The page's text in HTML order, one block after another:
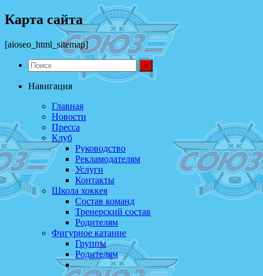
Карта сайта
[aioseo_html_sitemap]
Навигация
Главная
Новости
Пресса
Клуб
Руководство
Рекламодателям
Услуги
Контакты
Школа хоккея
Состав команд
Тренерский состав
Родителям
Фигурное катание
Группы
Родителям